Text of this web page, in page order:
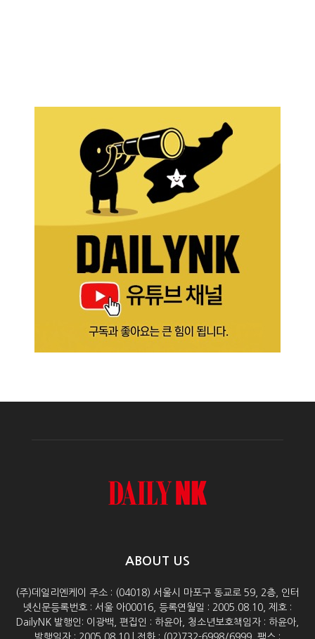
ABOUT US
(주)데일리엔케이 주소 : (04018) 서울시 마포구 동교로 59, 2층, 인터
넷신문등록번호 : 서울 아00016, 등록연월일 : 2005.08.10, 제호 :
DailyNK 발행인: 이광백, 편집인 : 하윤아, 청소년보호책임자 : 하윤아,
발행일자 : 2005.08.10 | 전화 : (02)732-6998/6999, 팩스 :